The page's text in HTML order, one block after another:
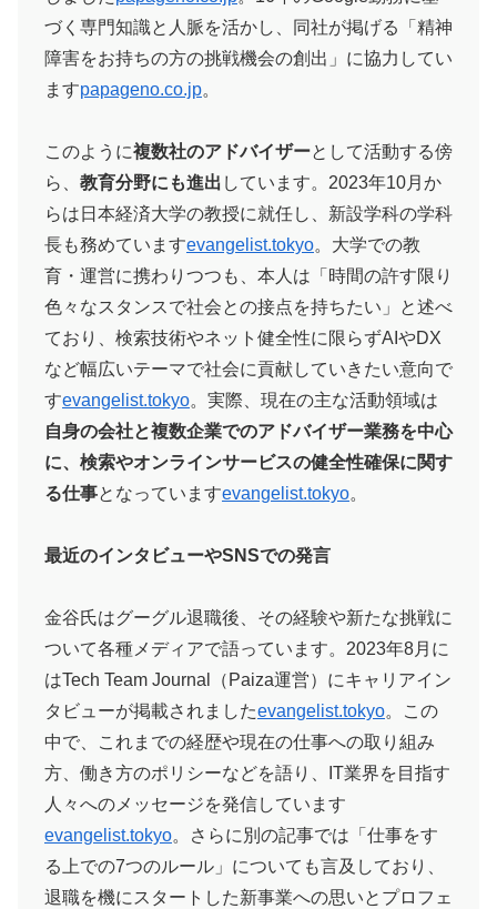
づく専門知識と人脈を活かし、同社が掲げる「精神
障害をお持ちの方の挑戦機会の創出」に協力してい
ます​papageno.co.jp。
このように複数社のアドバイザーとして活動する傍
ら、 教育分野にも進出 しています。2023年10月か
らは日本経済大学の教授に就任し、新設学科の学科
長も務めています​evangelist.tokyo。大学での教
育・運営に携わりつつも、本人は「時間の許す限り
色々なスタンスで社会との接点を持ちたい」と述べ
ており、検索技術やネット健全性に限らずAIやDX
など幅広いテーマで社会に貢献していきたい意向で
す​evangelist.tokyo。実際、現在の主な活動領域は
自身の会社と複数企業でのアドバイザー業務を中心
に、検索やオンラインサービスの健全性確保に関す
る仕事となっています​evangelist.tokyo。
最近のインタビューやSNSでの発言
金谷氏はグーグル退職後、その経験や新たな挑戦に
ついて各種メディアで語っています。2023年8月に
はTech Team Journal（Paiza運営）にキャリアイン
タビューが掲載されましたevangelist.tokyo。この
中で、これまでの経歴や現在の仕事への取り組み
方、働き方のポリシーなどを語り、IT業界を目指す
人々へのメッセージを発信しています​
evangelist.tokyo。さらに別の記事では「仕事をす
る上での7つのルール」についても言及しており、
退職を機にスタートした新事業への思いとプロフェ